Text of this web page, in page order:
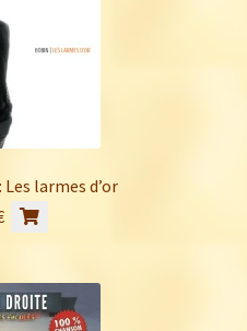
larmes d’or